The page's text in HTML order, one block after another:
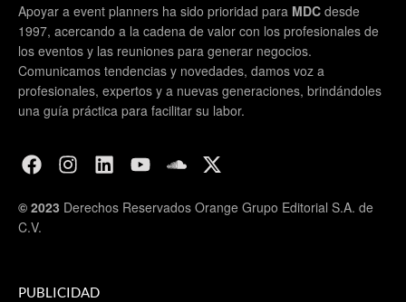
Apoyar a event planners ha sido prioridad para MDC desde
1997, acercando a la cadena de valor con los profesionales de
los eventos y las reuniones para generar negocios.
Comunicamos tendencias y novedades, damos voz a
profesionales, expertos y a nuevas generaciones, brindándoles
una guía práctica para facilitar su labor.
© 2023 Derechos Reservados Orange Grupo Editorial S.A. de
C.V.
PUBLICIDAD